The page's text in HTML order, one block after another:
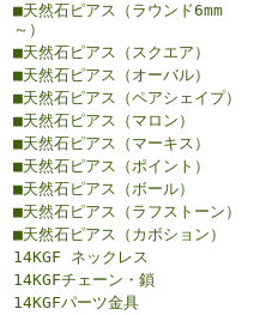
■天然石ピアス（ラウンド6mm
～）
■天然石ピアス（スクエア）
■天然石ピアス（オーバル）
■天然石ピアス（ペアシェイプ）
■天然石ピアス（マロン）
■天然石ピアス（マーキス）
■天然石ピアス（ポイント）
■天然石ピアス（ボール）
■天然石ピアス（ラフストーン）
■天然石ピアス（カボション）
14KGF ネックレス
14KGFチェーン・鎖
14KGFパーツ金具